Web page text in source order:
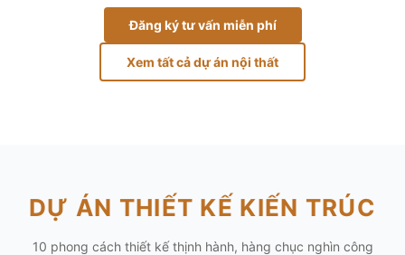
Đăng ký tư vấn miễn phí
Xem tất cả dự án nội thất
DỰ ÁN THIẾT KẾ KIẾN TRÚC
10 phong cách thiết kế thịnh hành, hàng chục nghìn công